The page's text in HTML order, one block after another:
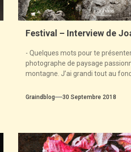
Festival – Interview de
- Quelques mots pour te
photographe de paysage
montagne. J’ai grandi tout au fond
Graindblog 30 Septembre 2018